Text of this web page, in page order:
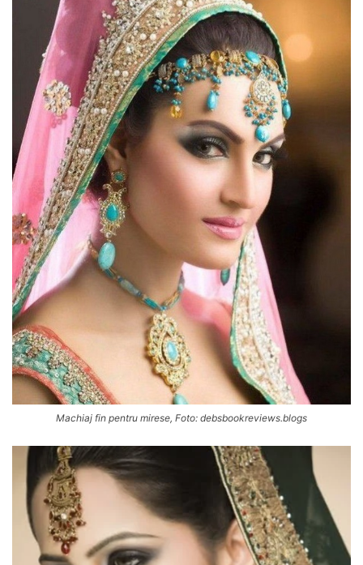
Machiaj fin pentru mirese, Foto: debsbookreviews.blogs